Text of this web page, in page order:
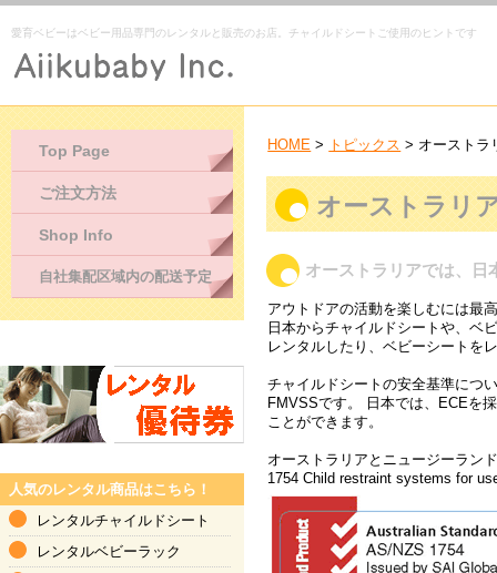
愛育ベビーはベビー用品専門のレンタルと販売のお店。チャイルドシートご使用のヒントです
Top Page
ご注文方法
Shop Info
自社集配区域内の配送予定
HOME > トピックス > オーストラ
オーストラリ
オーストラリアでは、日
アウトドアの活動を楽しむには最
日本からチャイルドシートや、ベ
レンタルしたり、ベビーシートを
チャイルドシートの安全基準につ
FMVSSです。 日本では、ECEを
ことができます。
オーストラリアとニュージーラン
1754 Child restraint systems for
人気のレンタル商品はこちら！
レンタルチャイルドシート
レンタルベビーラック